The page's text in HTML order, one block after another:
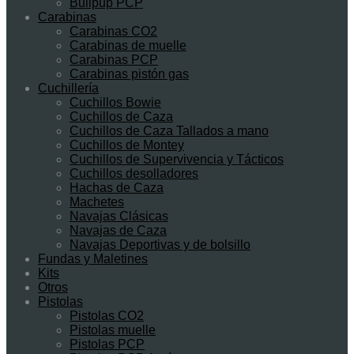
Bullpup PCP
Carabinas
Carabinas CO2
Carabinas de muelle
Carabinas PCP
Carabinas pistón gas
Cuchillería
Cuchillos Bowie
Cuchillos de Caza
Cuchillos de Caza Tallados a mano
Cuchillos de Montey
Cuchillos de Supervivencia y Tácticos
Cuchillos desolladores
Hachas de Caza
Machetes
Navajas Clásicas
Navajas de Caza
Navajas Deportivas y de bolsillo
Fundas y Maletines
Kits
Otros
Pistolas
Pistolas CO2
Pistolas muelle
Pistolas PCP